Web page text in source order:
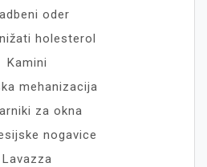
oder
holesterol
Kamini
mehanizacija
za okna
nogavice
Lavazza